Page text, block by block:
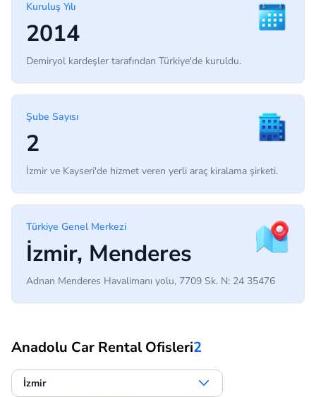
Kuruluş Yılı
2014
Demiryol kardeşler tarafından Türkiye'de kuruldu.
Şube Sayısı
2
İzmir ve Kayseri'de hizmet veren yerli araç kiralama şirketi.
Türkiye Genel Merkezi
İzmir, Menderes
Adnan Menderes Havalimanı yolu, 7709 Sk. N: 24 35476
Anadolu Car Rental Ofisleri2
İzmir